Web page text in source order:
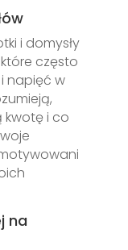
i domysły
często
napięć w
kwotę i co
na